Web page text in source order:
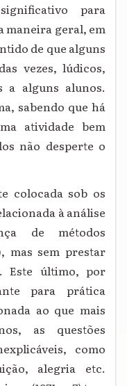
para
maneira geral, em
de que alguns
vezes, lúdicos,
a alguns alunos.
sabendo que há
atividade bem
não desperte o
colocada sob os
à análise
de métodos
mas sem prestar
Este último, por
para prática
ao que mais
as questões
como
alegria etc.